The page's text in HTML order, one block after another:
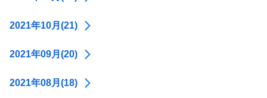
2021年10月(21)
2021年09月(20)
2021年08月(18)